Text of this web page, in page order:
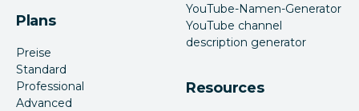
Plans
Preise
Standard
Professional
Advanced
YouTube-Namen-Generator
YouTube channel
description generator
Resources